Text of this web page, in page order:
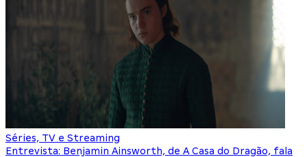
Séries, TV e Streaming
Entrevista: Benjamin Ainsworth, de A Casa do Dragão, fala